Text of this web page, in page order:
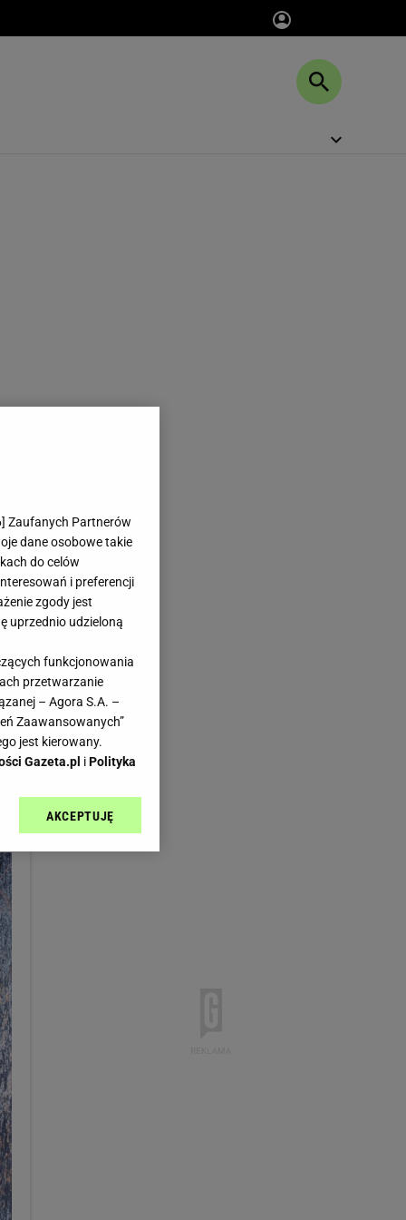
] Zaufanych Partnerów
dane osobowe takie
do celów
i preferencji
zgody jest
uprzednio udzieloną
funkcjonowania
przetwarzanie
– Agora S.A. –
Zaawansowanych”
jest kierowany.
Gazeta.pl iPolityka
sp. z o.o., jej
danych poprzez
Zmiana ustawień
celów identyfikacji.
reklam i treści,
AKCEPTUJĘ